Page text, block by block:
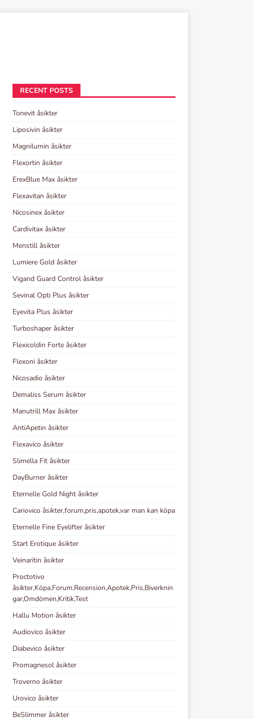
RECENT POSTS
Tonevit åsikter
Liposivin åsikter
Magnilumin åsikter
Flexortin åsikter
ErexBlue Max åsikter
Flexavitan åsikter
Nicosinex åsikter
Cardivitax åsikter
Menstill åsikter
Lumiere Gold åsikter
Vigand Guard Control åsikter
Sevinal Opti Plus åsikter
Eyevita Plus åsikter
Turboshaper åsikter
Flexicoldin Forte åsikter
Flexoni åsikter
Nicosadio åsikter
Demaliss Serum åsikter
Manutrill Max åsikter
AntiApetin åsikter
Flexavico åsikter
Slimella Fit åsikter
DayBurner åsikter
Eternelle Gold Night åsikter
Cariovico åsikter,forum,pris,apotek,var man kan köpa
Eternelle Fine Eyelifter åsikter
Start Erotique åsikter
Veinaritin åsikter
Proctotivo
åsikter,Köpa,Forum,Recension,Apotek,Pris,Biverknin
gar,Omdömen,Kritik,Test
Hallu Motion åsikter
Audiovico åsikter
Diabevico åsikter
Promagnesol åsikter
Troverno åsikter
Urovico åsikter
BeSlimmer åsikter